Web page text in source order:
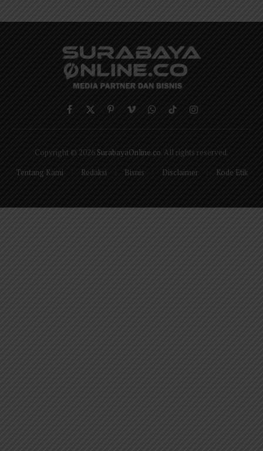
Facebook
X
PinterestVimeoWhatsApp
TikTokInstagram
Copyright © 2026 SurabayaOnline.co. All rights reserved.
Tentang Kami
Redaksi Bisnis Disclaimer Kode Etik